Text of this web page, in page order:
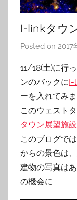
I-linkタウ
Posted on 2017
11/18(土)に行
ンのバックにI-
ーを入れてみま
このウェスト
タウン展望施設
このブログでは
からの景色は
建物の写真は
の機会に